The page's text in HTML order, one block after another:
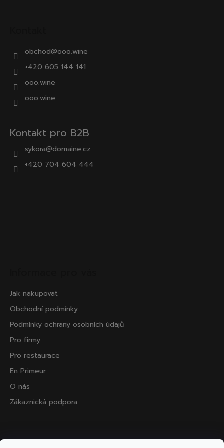
obchod@ooo.wine
+420 605 144 141
ooo.wine
ooo.wine
Kontakt pro B2B
sykora@domaine.cz
+420 704 604 444
Jak nakupovat
Obchodní podmínky
Podmínky ochrany osobních údajů
Pro firmy
Pro restaurace
En Primeur
O nás
Zákaznická podpora
Přijímáme online platby